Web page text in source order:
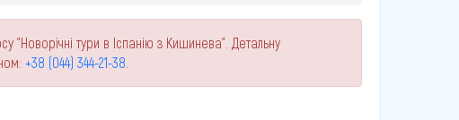
"Новорічні тури в Іспанію з Кишинева". Детальну
+38 (044) 344-21-38